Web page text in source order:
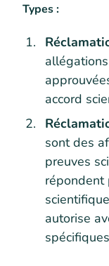
Types :
accord
sont des
preuves
répondent
autorise